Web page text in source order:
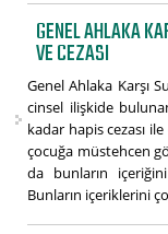
GENEL AHLAKA
VE CEZASI
Genel Ahlaka Karşı
cinsel ilişkide
kadar hapis cezası
çocuğa müstehcen
da bunların
Bunların içeriklerini